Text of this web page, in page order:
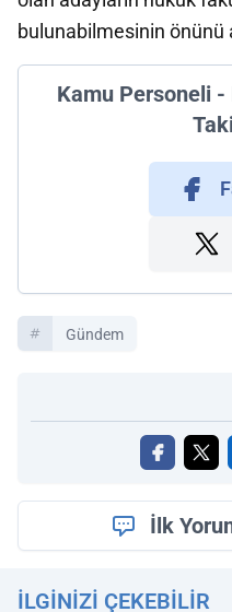
bulunabilmesinin önünü
Kamu Personeli
Gündem
İlk
İLGINIZI ÇEKEBILIR